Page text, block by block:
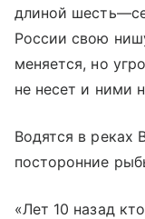
длиной
России свою
меняется, но
не несет и ними
Водятся в реках
посторонние
«Лет 10 назад